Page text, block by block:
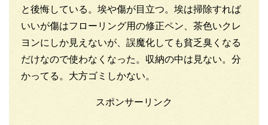
と後悔している。埃や傷が目立つ。埃は掃除すれば
いいが傷はフローリング用の修正ペン、茶色いクレ
ヨンにしか見えないが、誤魔化しても貧乏臭くなる
だけなので使わなくなった。収納の中は見ない。分
かってる。大方ゴミしかない。
スポンサーリンク